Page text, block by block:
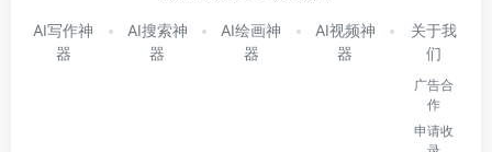
AI写作神
器
AI搜索神
器
AI绘画神
器
AI视频神
器
关于我
们
广告合
作
申请收